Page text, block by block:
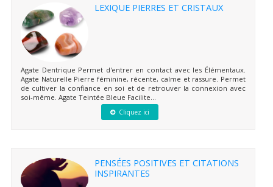
LEXIQUE PIERRES ET CRISTAUX
Agate Dentrique Permet d'entrer en contact avec les Élémentaux.
Agate Naturelle Pierre féminine, récente, calme et rassure. Permet
de cultiver la confiance en soi et de retrouver la connexion avec
soi-même. Agate Teintée Bleue Facilite...
Cliquez ici
PENSÉES POSITIVES ET CITATIONS
INSPIRANTES